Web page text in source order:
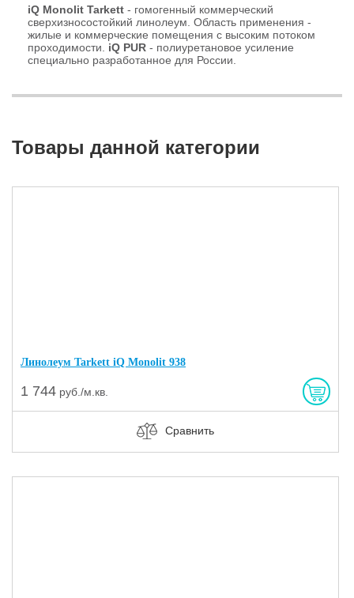
iQ Monolit Tarkett - гомогенный коммерческий
сверхизносостойкий линолеум. Область применения -
жилые и коммерческие помещения с высоким потоком
проходимости. iQ PUR - полиуретановое усиление
специально разработанное для России.
Товары данной категории
Линолеум Tarkett iQ Monolit 938
1 744 руб./м.кв.
Сравнить